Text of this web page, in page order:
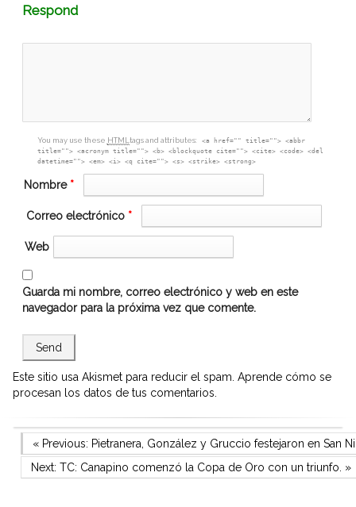
RespondComment
box
You may use these HTML tags and attributes:
<a href="" title=""> <abbr
title=""> <acronym title=""> <b> <blockquote cite=""> <cite> <code> <del
datetime=""> <em> <i> <q cite=""> <s> <strike> <strong>
Nombre *
Correo electrónico *
Web
Guarda mi nombre, correo electrónico y web en este
navegador para la próxima vez que comente.
Este sitio usa Akismet para reducir el spam. Aprende cómo se
procesan los datos de tus comentarios.
Navegación
de
Previous Post
« Previous: Pietranera, González y Gruccio festejaron en San
Next Post
Next: TC: Canapino comenzó la Copa de Oro con un triunfo. »